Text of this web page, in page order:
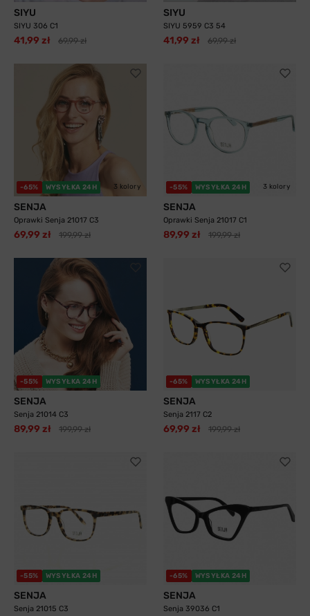
SIYU
SIYU 306 C1
41,99 zł 69,99 zł
SIYU
SIYU 5959 C3 54
41,99 zł 69,99 zł
-65% WYSYŁKA 24H 3 kolory
SENJA
Oprawki Senja 21017 C3
69,99 zł 199,99 zł
-55% WYSYŁKA 24H 3 kolory
SENJA
Oprawki Senja 21017 C1
89,99 zł 199,99 zł
-55% WYSYŁKA 24H
SENJA
Senja 21014 C3
89,99 zł 199,99 zł
-65% WYSYŁKA 24H
SENJA
Senja 2117 C2
69,99 zł 199,99 zł
-55% WYSYŁKA 24H
SENJA
Senja 21015 C3
-65% WYSYŁKA 24H
SENJA
Senja 39036 C1